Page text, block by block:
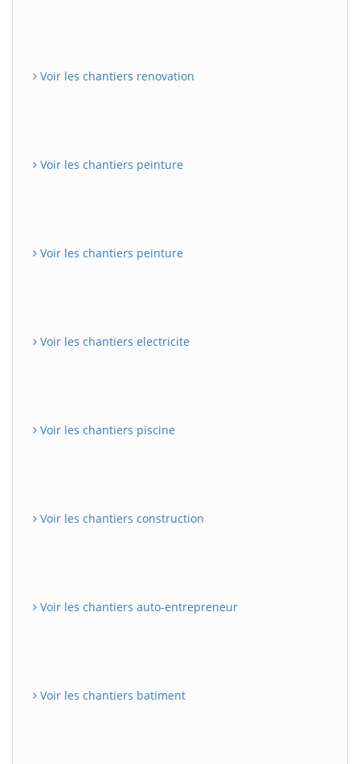
Voir les chantiers renovation
Voir les chantiers peinture
Voir les chantiers peinture
Voir les chantiers electricite
Voir les chantiers piscine
Voir les chantiers construction
Voir les chantiers auto-entrepreneur
Voir les chantiers batiment